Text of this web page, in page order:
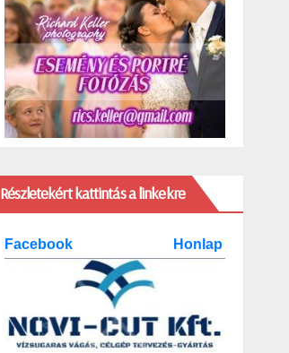
Részletekért kattintás a linkekre
Facebook Honlap